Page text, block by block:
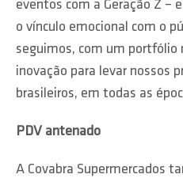
eventos com a Geração Z –
o vínculo emocional com o
seguimos, com um portfólio
inovação para levar nossos
brasileiros, em todas as
PDV antenado
A Covabra Supermercados